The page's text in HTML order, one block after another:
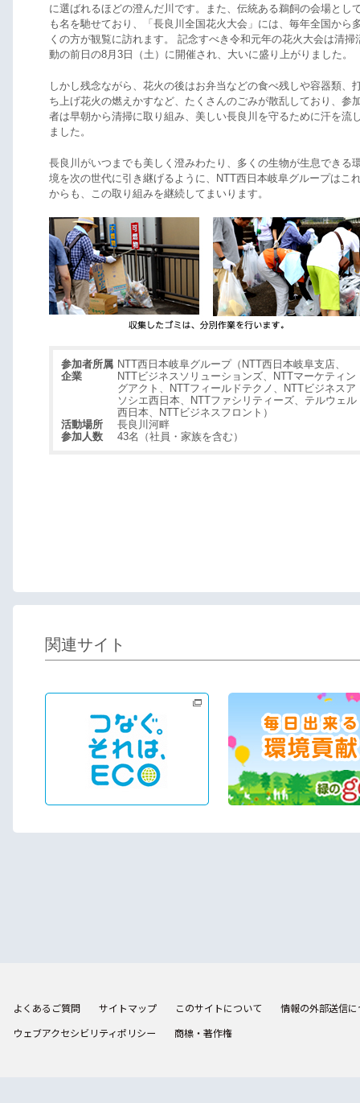
に選ばれるほどの澄んだ川です。また、伝統ある鵜飼の会場とし
も名を馳せており、「長良川全国花火大会」には、毎年全国から
くの方が観覧に訪れます。 記念すべき令和元年の花火大会は清掃
動の前日の8月3日（土）に開催され、大いに盛り上がりました。
しかし残念ながら、花火の後はお弁当などの食べ残しや容器類、
ち上げ花火の燃えかすなど、たくさんのごみが散乱しており、参
者は早朝から清掃に取り組み、美しい長良川を守るために汗を流
ました。
長良川がいつまでも美しく澄みわたり、多くの生物が生息できる
境を次の世代に引き継げるように、NTT西日本岐阜グループはこ
からも、この取り組みを継続してまいります。
参加者所属
企業
NTT西日本岐阜グループ（NTT西日本岐阜支店、
NTTビジネスソリューションズ、NTTマーケティン
グアクト、NTTフィールドテクノ、NTTビジネスア
ソシエ西日本、NTTファシリティーズ、テルウェル
西日本、NTTビジネスフロント）
活動場所
長良川河畔
参加人数
43名（社員・家族を含む）
関連サイト
よくあるご質問 サイトマップ このサイトについて
情報の外部送信
ウェブアクセシビリティポリシー
商標・著作権